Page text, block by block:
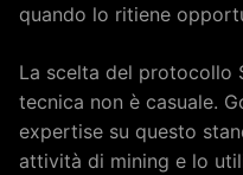
quando lo ritiene
La scelta del protocollo
tecnica non è casuale.
expertise su questo
attività di mining e lo